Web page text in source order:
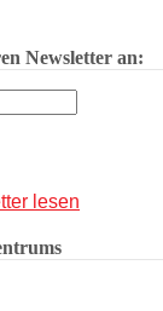
Newsletter an:
lesen